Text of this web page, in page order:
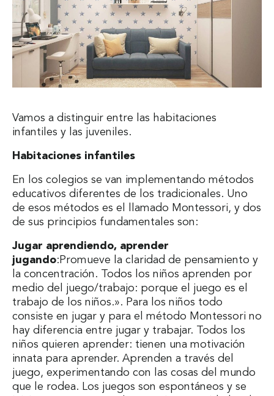
Vamos a distinguir entre las habitaciones
infantiles y las juveniles.
Habitaciones infantiles
En los colegios se van implementando métodos
educativos diferentes de los tradicionales. Uno
de esos métodos es el llamado Montessori, y dos
de sus principios fundamentales son:
Jugar aprendiendo, aprender
jugando:Promueve la claridad de pensamiento y
la concentración. Todos los niños aprenden por
medio del juego/trabajo: porque el juego es el
trabajo de los niños.». Para los niños todo
consiste en jugar y para el método Montessori no
hay diferencia entre jugar y trabajar. Todos los
niños quieren aprender: tienen una motivación
innata para aprender. Aprenden a través del
juego, experimentando con las cosas del mundo
que le rodea. Los juegos son espontáneos y se